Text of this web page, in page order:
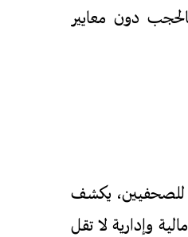
بالمادة 78، التي تسمح بالحجب دون معايير
للصحفيين، يكشف
وإدارية لا تقل